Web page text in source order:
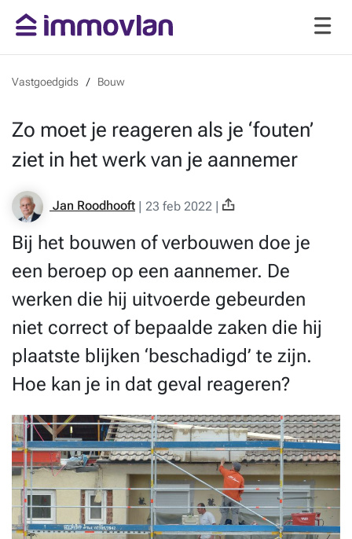
Vastgoedgids Bouw
Zo moet je reageren als je ‘fouten’
ziet in het werk van je aannemer
Jan Roodhooft | 23 feb 2022 |
Bij het bouwen of verbouwen doe je
een beroep op een aannemer. De
werken die hij uitvoerde gebeurden
niet correct of bepaalde zaken die hij
plaatste blijken ‘beschadigd’ te zijn.
Hoe kan je in dat geval reageren?